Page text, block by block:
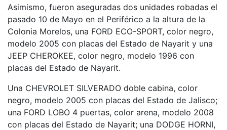
Asimismo, fueron aseguradas dos unidades robadas el
pasado 10 de Mayo en el Periférico a la altura de la
Colonia Morelos, una FORD ECO-SPORT, color negro,
modelo 2005 con placas del Estado de Nayarit y una
JEEP CHEROKEE, color negro, modelo 1996 con
placas del Estado de Nayarit.
Una CHEVROLET SILVERADO doble cabina, color
negro, modelo 2005 con placas del Estado de Jalisco;
una FORD LOBO 4 puertas, color arena, modelo 2008
con placas del Estado de Nayarit; una DODGE HORNI,